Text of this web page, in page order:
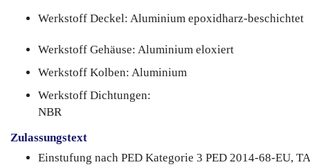
Werkstoff Deckel: Aluminium epoxidharz-beschichtet
Werkstoff Gehäuse: Aluminium eloxiert
Werkstoff Kolben: Aluminium
Werkstoff Dichtungen:
NBR
Zulassungstext
Einstufung nach PED Kategorie 3 PED 2014-68-EU,